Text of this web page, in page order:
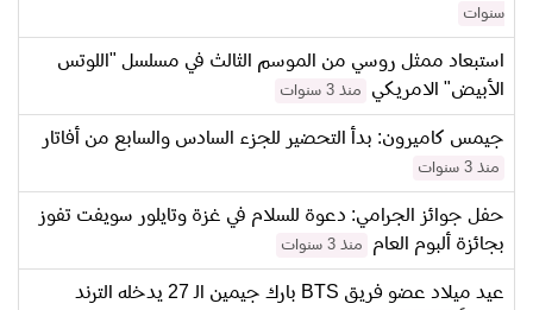
سنوات
استبعاد ممثل روسي من الموسم الثالث في مسلسل "اللوتس
الأبيض" الامريكي
منذ 3 سنوات
جيمس كاميرون: بدأ التحضير للجزء السادس والسابع من أفاتار
منذ 3 سنوات
حفل جوائز الجرامي: دعوة للسلام في غزة وتايلور سويفت تفوز
بجائزة ألبوم العام
منذ 3 سنوات
عيد ميلاد عضو فريق BTS بارك جيمين الـ 27 يدخله الترند